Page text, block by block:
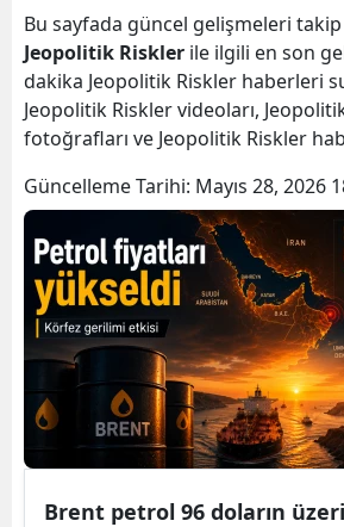
Bu sayfada güncel gelişmeleri
Jeopolitik Riskler ile ilgili en son
dakika Jeopolitik Riskler haberleri
Jeopolitik Riskler videoları,
fotoğrafları ve Jeopolitik Riskler
Güncelleme Tarihi: Mayıs 28, 2026
Brent petrol 96 doların